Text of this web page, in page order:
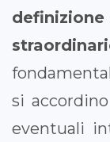
definizione
si
eventuali